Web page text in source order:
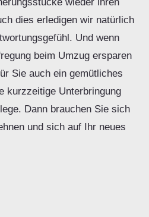
dies erledigen wir natürlich
Und wenn
beim Umzug ersparen
Sie auch ein gemütliches
kurzzeitige Unterbringung
Dann brauchen Sie sich
und sich auf Ihr neues